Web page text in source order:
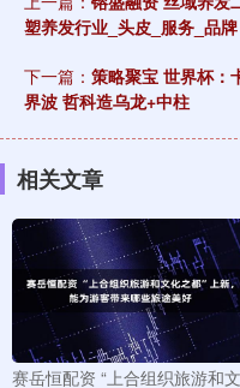
塑养发行业_头皮_服务_品牌
下一篇： 策略聚宝 世界杯：
界波 哲科造乌龙+中柱
相关文章
赛岳恒配资 “上合组织旅游和文